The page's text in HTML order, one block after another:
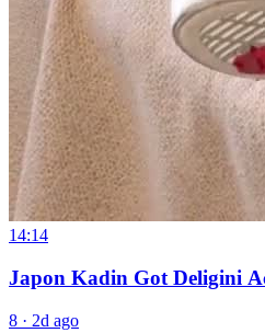
14:14
Japon Kadin Got Deligini
8 · 2d ago